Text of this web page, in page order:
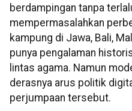
berdampingan tanpa
mempermasalahkan
kampung di Jawa, Bali,
punya pengalaman
lintas agama. Namun
derasnya arus politik
perjumpaan tersebut.